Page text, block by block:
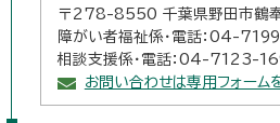
〒278-8550 千葉県野田市鶴
障がい者福祉係・電話：04-
相談支援係・電話：04-7123-
お問い合わせは専用フォーム